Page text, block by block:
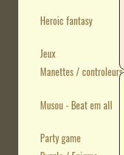
Heroic fantasy
Jeux
Manettes / controleurs
Musou - Beat em all
Party game